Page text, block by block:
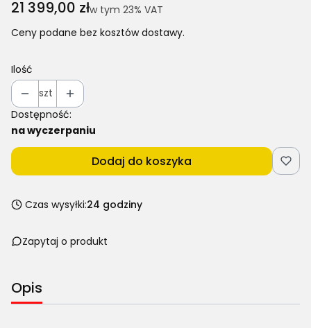
Cena
21 399,00 złw tym 23% VAT
w tym 23% VAT
Ceny podane bez kosztów dostawy.
Ilość
szt
Dostępność:
na wyczerpaniu
Dodaj do koszyka
Czas wysyłki:24 godziny
Zapytaj o produkt
Opis